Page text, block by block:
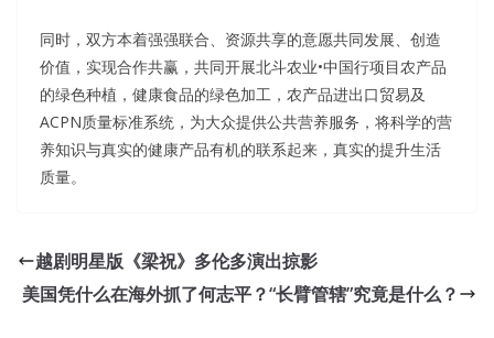
同时，双方本着强强联合、资源共享的意愿共同发展、创造
价值，实现合作共赢，共同开展北斗农业•中国行项目农产品
的绿色种植，健康食品的绿色加工，农产品进出口贸易及
ACPN质量标准系统，为大众提供公共营养服务，将科学的营
养知识与真实的健康产品有机的联系起来，真实的提升生活
质量。
越剧明星版《梁祝》多伦多演出掠影
美国凭什么在海外抓了何志平？“长臂管辖”究竟是什么？